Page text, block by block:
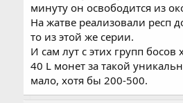
минуту он освободится из
На жатве реализовали респ
то из этой же серии.
И сам лут с этих групп
40 L монет за такой
мало, хотя бы 200-500.